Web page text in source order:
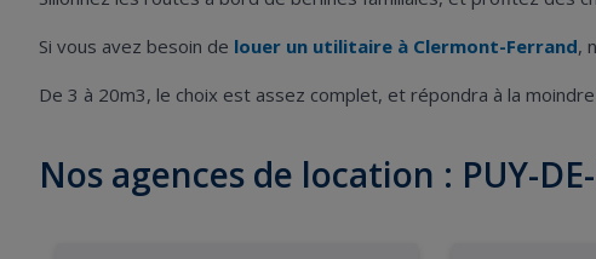
Si vous avez besoin de louer un utilitaire à Clermont-Ferrand,
De 3 à 20m3, le choix est assez complet, et répondra à la
Nos agences de location : PUY-